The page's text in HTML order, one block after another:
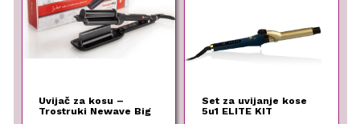
Uvijač za kosu –
Trostruki Newave Big
Set za uvijanje kose
5u1 ELITE KIT